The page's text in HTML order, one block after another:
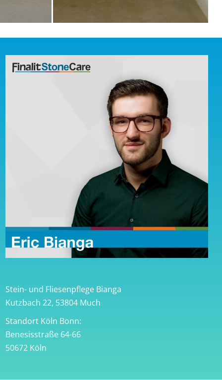
Stein- und Fliesenpflege Bianga
Kutzbach 22, 53804 Much
Standort Köln Bonn:
Benesisstraße 64-66
50672 Köln